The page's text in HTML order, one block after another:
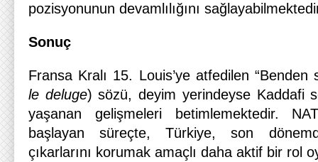
pozisyonunun devamlılığını
Sonuç
Fransa Kralı 15. Louis’ye atfedilen “Benden
le deluge) sözü, deyim yerindeyse Kaddafi
yaşanan gelişmeleri betimlemektedir.
başlayan süreçte, Türkiye, son
çıkarlarını korumak amaçlı daha aktif bir rol